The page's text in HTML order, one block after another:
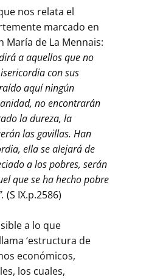
nos relata el
marcado en
María de La Mennais:
a aquellos que no
con sus
aquí ningún
no encontrarán
la dureza, la
las gavillas. Han
ella se alejará de
a los pobres, serán
que se ha hecho pobre
(S IX.p.2586)
a lo que
‘estructura de
económicos,
los cuales,